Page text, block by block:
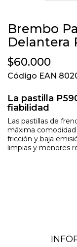
Brembo
Delantera
$60.000
Código EAN
La pastilla
fiabilidad
Las pastillas de
máxima
fricción y baja
limpias y menores